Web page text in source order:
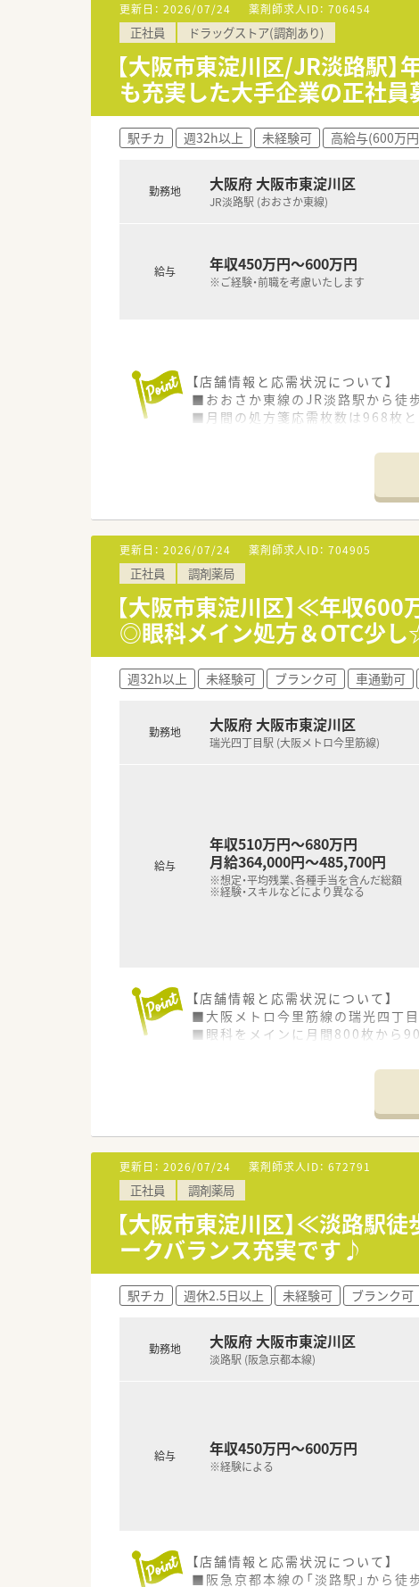
【法人特徴について】
■大阪を中心に34店舗を展開する
■在宅医療のノウハウが全店で統
■地域密着型の店舗展開を重視し
更新日： 2026/07/24 薬剤師求人ID： 706454
正社員 ドラッグストア(調剤あり)
【大阪市東淀川区/JR淡路駅
も充実した大手企業の正社員
駅チカ 週32h以上 未経験可 高給与(600万
勤務地 大阪府 大阪市東淀川区
JR淡路駅 (おおさか東線)
給与 年収450万円～600万円
※ご経験・前職を考慮いたします
【店舗情報と応需状況について】
■おおさか東線のJR淡路駅から徒
■月間の処方箋応需枚数は968枚と
■正社員としての募集となり、給
■昇給は年1回3月にあり、賞与は
■薬剤師手当や地域手当に加えて
【勤務実態について】
■勤務時間はシフト制を導入して
■年間休日は120日から125日確保
■育児休業は最大3年間の取得が可
更新日： 2026/07/24 薬剤師求人ID： 704905
正社員 調剤薬局
【大阪市東淀川区】≪年収
◎眼科メイン処方＆OTC少し
週32h以上 未経験可 ブランク可 車通勤可
勤務地 大阪府 大阪市東淀川区
瑞光四丁目駅 (大阪メトロ今里筋線)
給与
年収510万円～680万円
月給364,000円～485,700円
※想定・平均残業、各種手当を含んだ総額
※経験・スキルなどにより異なる
【店舗情報と応需状況について】
■大阪メトロ今里筋線の瑞光四丁
■眼科をメインに月間800枚から
■開局したばかりの綺麗な店舗で
■在宅訪問業務において車の運転
※お車の運転が苦手な方は一度ご相
■若手層が中心となって活躍して
【法人特徴について】
■大阪府を中心に10店舗以上の調
■共存共栄を経営理念に掲げ、患
■薬局運営の他に介護職の紹介事業
更新日： 2026/07/24 薬剤師求人ID： 672791
正社員 調剤薬局
【大阪市東淀川区】≪淡路駅
ークバランス充実です♪
駅チカ 週休2.5日以上 未経験可 ブランク可
勤務地 大阪府 大阪市東淀川区
淡路駅 (阪急京都本線)
給与 年収450万円～600万円
※経験による
【店舗情報と応需状況について】
■阪急京都本線の「淡路駅」から徒